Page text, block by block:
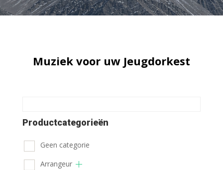
Muziek voor uw Jeugdorkest
Productcategorieën
Geen categorie
Arrangeur